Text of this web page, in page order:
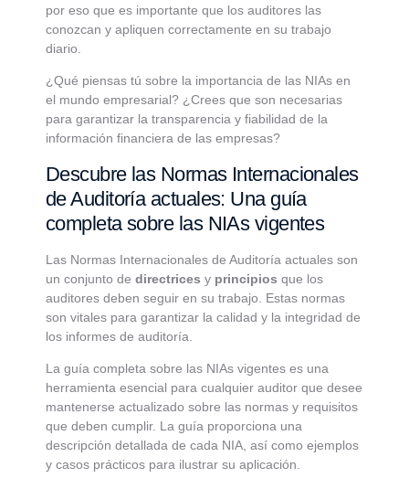
por eso que es importante que los auditores las
conozcan y apliquen correctamente en su trabajo
diario.
¿Qué piensas tú sobre la importancia de las NIAs en
el mundo empresarial? ¿Crees que son necesarias
para garantizar la transparencia y fiabilidad de la
información financiera de las empresas?
Descubre las Normas Internacionales
de Auditoría actuales: Una guía
completa sobre las NIAs vigentes
Las Normas Internacionales de Auditoría actuales son
un conjunto de directrices y principios que los
auditores deben seguir en su trabajo. Estas normas
son vitales para garantizar la calidad y la integridad de
los informes de auditoría.
La guía completa sobre las NIAs vigentes es una
herramienta esencial para cualquier auditor que desee
mantenerse actualizado sobre las normas y requisitos
que deben cumplir. La guía proporciona una
descripción detallada de cada NIA, así como ejemplos
y casos prácticos para ilustrar su aplicación.